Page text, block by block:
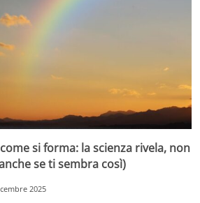
si forma: la scienza rivela, non
se ti sembra così)
2025